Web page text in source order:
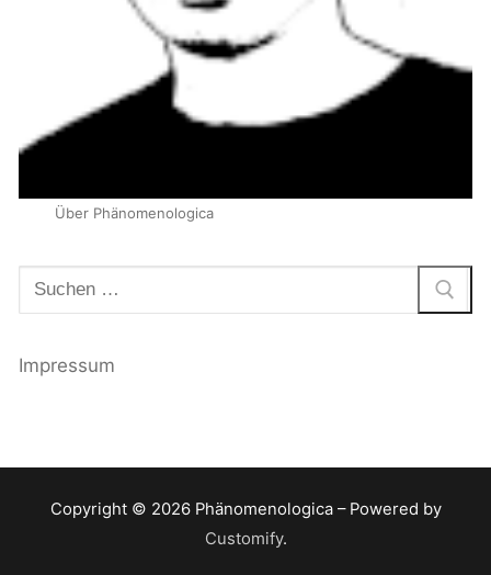
Über Phänomenologica
Suchen
nach:
Impressum
Copyright © 2026 Phänomenologica – Powered by
Customify.